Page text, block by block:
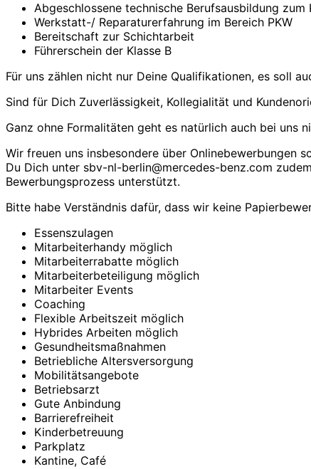
Abgeschlossene technische Berufsausbildung
Werkstatt-/ Reparaturerfahrung im Bereich PKW
Bereitschaft zur Schichtarbeit
Führerschein der Klasse B
Für uns zählen nicht nur Deine Qualifikationen, es soll
Sind für Dich Zuverlässigkeit, Kollegialität und
Ganz ohne Formalitäten geht es natürlich auch bei uns
Wir freuen uns insbesondere über Onlinebewerbungen
Du Dich unter sbv-nl-berlin@mercedes-benz.com
Bewerbungsprozess unterstützt.
Bitte habe Verständnis dafür, dass wir keine
Essens­zulagen
Mit­arbeiter­handy möglich
Mit­arbeiter­rabatte möglich
Mit­arbeiter­beteili­gung möglich
Mit­arbeiter Events
Coaching
Flexible Arbeits­zeit möglich
Hybrides Arbeiten möglich
Gesund­heits­maß­nahmen
Betrieb­liche Alters­ver­sorgung
Mobilitäts­angebote
Betriebs­arzt
Gute An­bindung
Barriere­frei­heit
Kinder­betreuung
Park­platz
Kantine, Café